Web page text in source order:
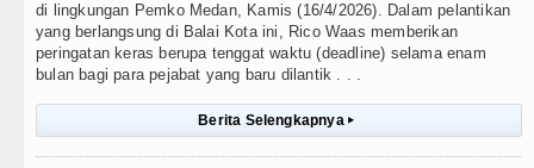
di lingkungan Pemko Medan, Kamis (16/4/2026). Dalam pelantikan
yang berlangsung di Balai Kota ini, Rico Waas memberikan
peringatan keras berupa tenggat waktu (deadline) selama enam
bulan bagi para pejabat yang baru dilantik . . .
Berita Selengkapnya ▸